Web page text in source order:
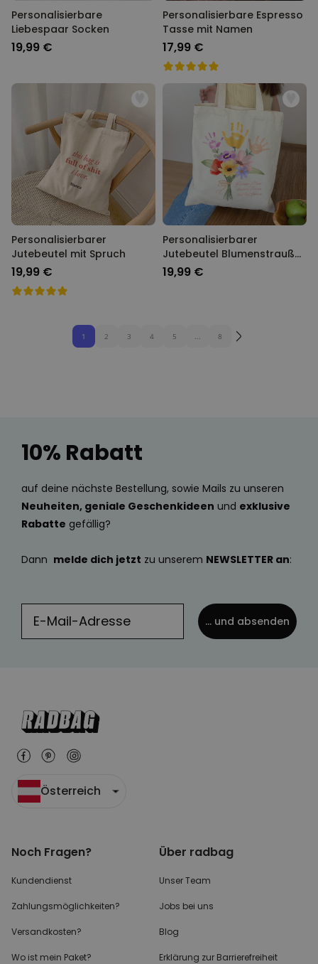
Personalisierbare
Liebespaar Socken
19,99 €
Personalisierbare Espresso
Tasse mit Namen
17,99 €
Personalisierbarer
Jutebeutel mit Spruch
19,99 €
Personalisierbarer
Jutebeutel Blumenstrauß
mit Handabdruck
19,99 €
1 2 3 4 5 ... 8
10% Rabatt
auf deine nächste Bestellung, sowie Mails zu unseren
Neuheiten, geniale Geschenkideen und exklusive
Rabatte gefällig?
Dann melde dich jetzt zu unserem NEWSLETTER an:
... und absenden
Österreich
Noch Fragen?
Kundendienst
Zahlungsmöglichkeiten?
Versandkosten?
Wo ist mein Paket?
Über radbag
Unser Team
Jobs bei uns
Blog
Erklärung zur Barrierefreiheit